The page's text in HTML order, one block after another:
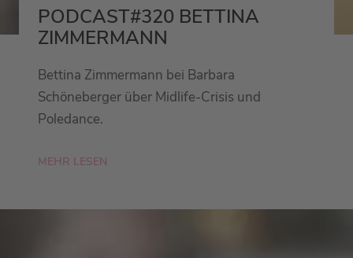
PODCAST#320 BETTINA
ZIMMERMANN
Bettina Zimmermann bei Barbara
Schöneberger über Midlife-Crisis und
Poledance.
MEHR LESEN